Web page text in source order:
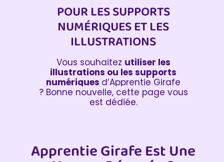
POUR LES SUPPORTS
NUMÉRIQUES ET LES
ILLUSTRATIONS
Vous souhaitez utiliser les
illustrations ou les supports
numériques d’Apprentie Girafe
? Bonne nouvelle, cette page vous
est dédiée.
Apprentie Girafe Est Une